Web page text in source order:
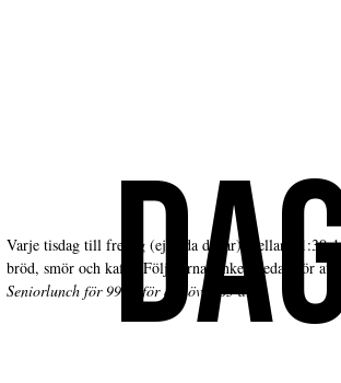
Varje tisdag till fredag (ej röda dagar) mellan
bröd, smör och kaffe. Följ gärna länken nedan för att
Seniorlunch för 99 kr för dig över 65 år.